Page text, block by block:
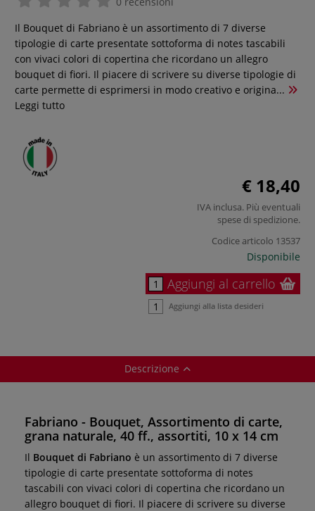
Il Bouquet di Fabriano è un assortimento di 7 diverse
tipologie di carte presentate sottoforma di notes tascabili
con vivaci colori di copertina che ricordano un allegro
bouquet di fiori. Il piacere di scrivere su diverse tipologie di
carte permette di esprimersi in modo creativo e origina...
Leggi tutto
€ 18,40
IVA inclusa. Più eventuali
spese di spedizione.
Codice articolo 13537
Disponibile
Aggiungi al carrello
Aggiungi alla lista desideri
Descrizione
Fabriano - Bouquet, Assortimento di carte,
grana naturale, 40 ff., assortiti, 10 x 14 cm
Il Bouquet di Fabriano è un assortimento di 7 diverse
tipologie di carte presentate sottoforma di notes
tascabili con vivaci colori di copertina che ricordano un
allegro bouquet di fiori. Il piacere di scrivere su diverse